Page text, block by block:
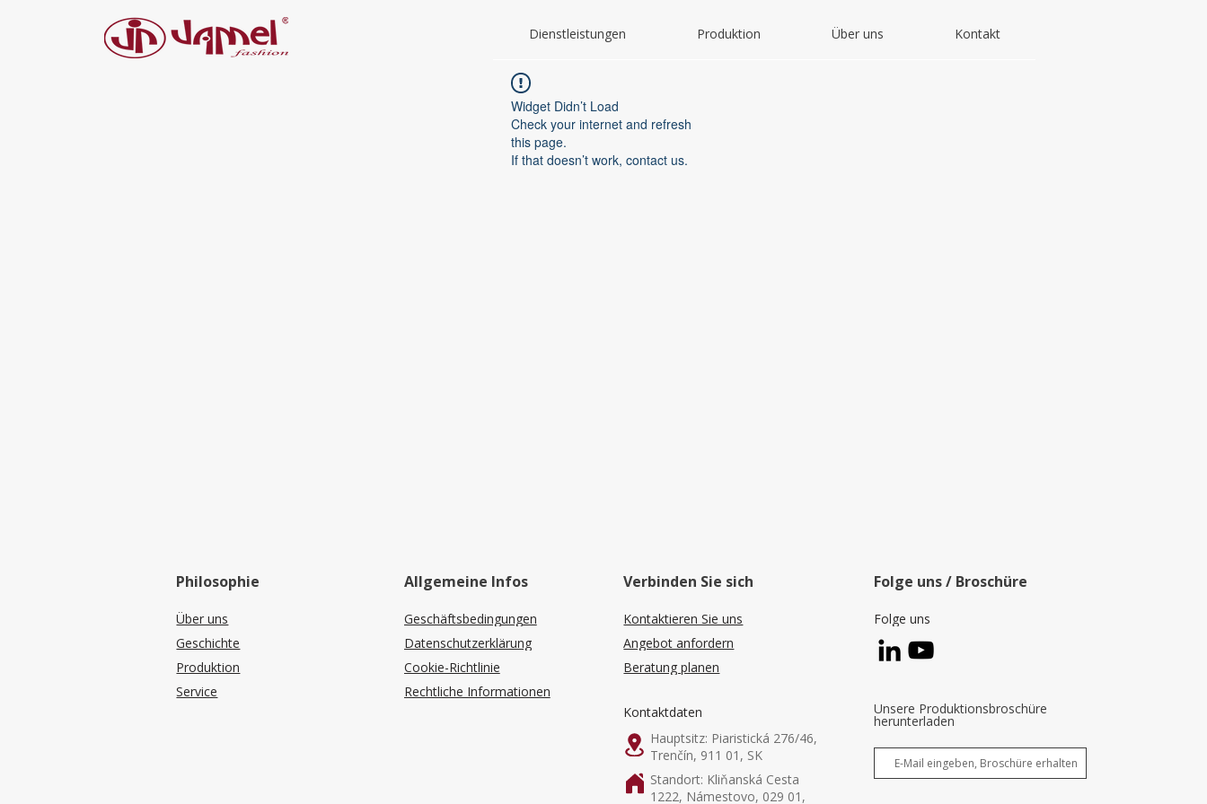
Dienstleistungen Produktion Über uns Kontakt
Widget Didn’t Load
Check your internet and refresh
this page.
If that doesn’t work, contact us.
Philosophie
Über uns
Geschichte
Produktion
Service
Allgemeine Infos
Geschäftsbedingungen
Datenschutzerklärung
Cookie-Richtlinie
Rechtliche Informationen
Verbinden Sie sich
Kontaktieren Sie uns
Angebot anfordern
Beratung planen
Kontaktdaten
Hauptsitz: Piaristická 276/46,
Trenčín, 911 01, SK
Standort: Kliňanská Cesta
1222, Námestovo, 029 01,
Folge uns / Broschüre
Folge uns
Unsere Produktionsbroschüre
herunterladen